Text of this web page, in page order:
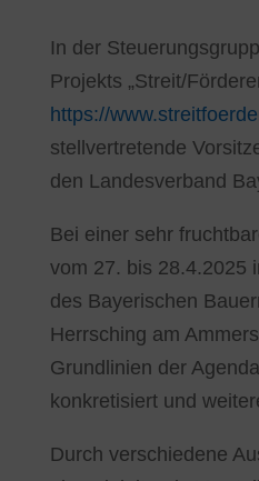
In der
Projekts „Streit/
https://
stellvertretende
den Landesverband
Bei einer sehr
vom 27. bis 28.4.2025
des Bayerischen
Herrsching am
Grundlinien der
konkretisiert und
Durch verschiedene